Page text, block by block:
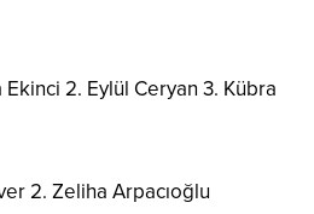
2. Eylül Ceryan 3. Kübra
2. Zeliha Arpacıoğlu